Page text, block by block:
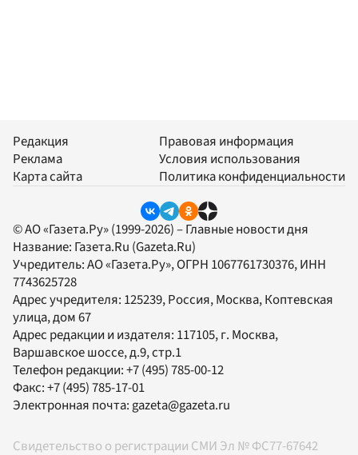
Редакция
Реклама
Карта сайта
Правовая информация
Условия использования
Политика конфиденциальности
© АО «Газета.Ру» (1999-2026) – Главные новости дня
Название: Газета.Ru (Gazeta.Ru)
Учредитель:АО «Газета.Ру», ОГРН 1067761730376, ИНН
7743625728
Адрес учредителя: 125239, Россия, Москва, Коптевская
улица, дом 67
Адрес редакции и издателя: 117105, г. Москва,
Варшавское шоссе, д.9, стр.1
Телефон редакции:+7 (495) 785-00-12
Факс:+7 (495) 785-17-01
Электронная почта:gazeta@gazeta.ru
Свидетельство о регистрации СМИ Эл № ФС77-67642